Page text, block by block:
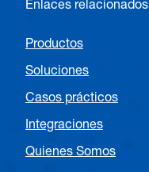
83 x 52 x 17 mm
Enlaces relacionados
Productos
Soluciones
Casos prácticos
Integraciones
Quienes Somos